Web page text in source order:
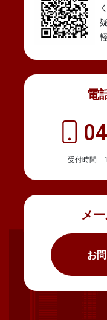
メ
お
電
受付時間